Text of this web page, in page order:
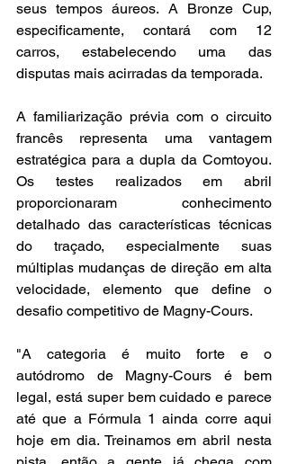
seus tempos áureos. A Bronze Cup,
especificamente, contará com 12
carros, estabelecendo uma das
disputas mais acirradas da temporada.
A familiarização prévia com o circuito
francês representa uma vantagem
estratégica para a dupla da Comtoyou.
Os testes realizados em abril
proporcionaram conhecimento
detalhado das características técnicas
do traçado, especialmente suas
múltiplas mudanças de direção em alta
velocidade, elemento que define o
desafio competitivo de Magny-Cours.
"A categoria é muito forte e o
autódromo de Magny-Cours é bem
legal, está super bem cuidado e parece
até que a Fórmula 1 ainda corre aqui
hoje em dia. Treinamos em abril nesta